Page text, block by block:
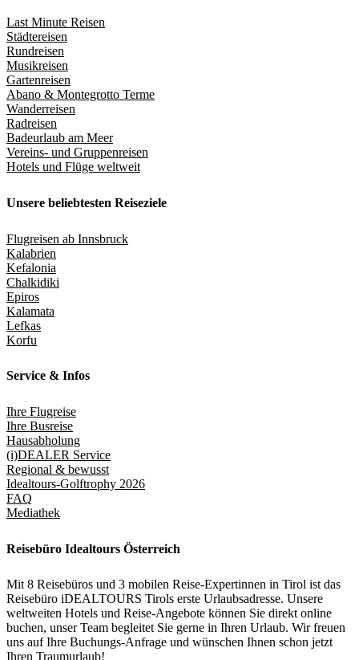
Last Minute Reisen
Städtereisen
Rundreisen
Musikreisen
Gartenreisen
Abano & Montegrotto Terme
Wanderreisen
Radreisen
Badeurlaub am Meer
Vereins- und Gruppenreisen
Hotels und Flüge weltweit
Unsere beliebtesten Reiseziele
Flugreisen ab Innsbruck
Kalabrien
Kefalonia
Chalkidiki
Epiros
Kalamata
Lefkas
Korfu
Service & Infos
Ihre Flugreise
Ihre Busreise
Hausabholung
(i)DEALER Service
Regional & bewusst
Idealtours-Golftrophy 2026
FAQ
Mediathek
Reisebüro Idealtours Österreich
Mit 8 Reisebüros und 3 mobilen Reise-Expertinnen in Tirol ist das
Reisebüro iDEALTOURS Tirols erste Urlaubsadresse. Unsere
weltweiten Hotels und Reise-Angebote können Sie direkt online
buchen, unser Team begleitet Sie gerne in Ihren Urlaub. Wir freuen
uns auf Ihre Buchungs-Anfrage und wünschen Ihnen schon jetzt
Ihren Traumurlaub!